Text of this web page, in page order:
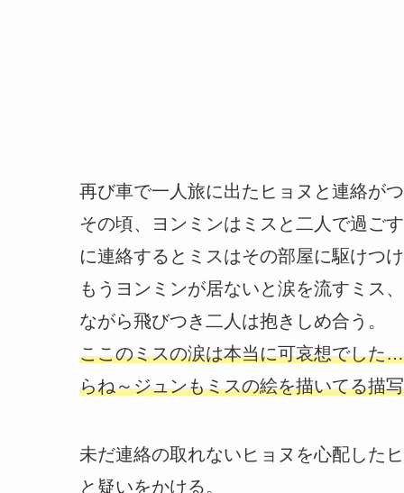
再び車で一人旅に出たヒョヌと連絡が
その頃、ヨンミンはミスと二人で過ご
に連絡するとミスはその部屋に駆けつ
もうヨンミンが居ないと涙を流すミス
ながら飛びつき二人は抱きしめ合う。
ここのミスの涙は本当に可哀想でした
らね～ジュンもミスの絵を描いてる描
未だ連絡の取れないヒョヌを心配した
と疑いをかける。